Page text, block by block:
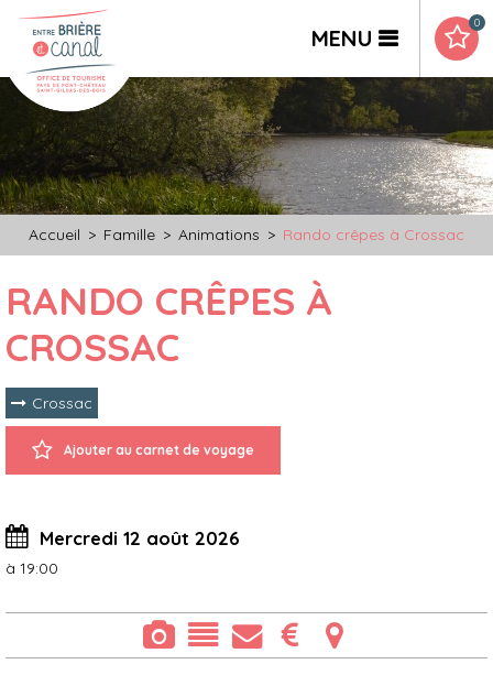
MENU
0
Accueil > Famille > Animations > Rando crêpes à Crossac
RANDO CRÊPES À
CROSSAC
Crossac
Ajouter au carnet de voyage
Mercredi 12 août 2026
à 19:00